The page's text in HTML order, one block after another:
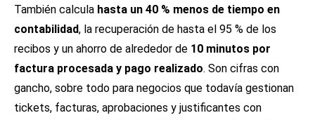
También calcula hasta un 40 % menos de tiempo en
contabilidad, la recuperación de hasta el 95 % de los
recibos y un ahorro de alrededor de 10 minutos por
factura procesada y pago realizado. Son cifras con
gancho, sobre todo para negocios que todavía gestionan
tickets, facturas, aprobaciones y justificantes con